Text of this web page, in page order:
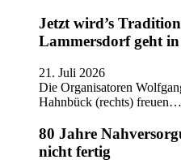
Jetzt wird’s
Lammersdorf geht
21. Juli 2026
Die Organisatoren
Hahnbück (rechts) freuen…
80 Jahre
nicht fertig